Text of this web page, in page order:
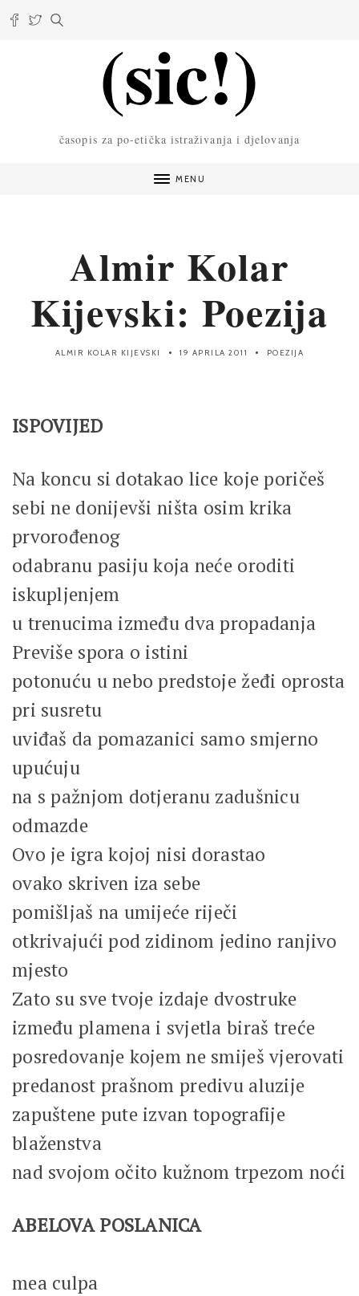
časopis za po-etička istraživanja i djelovanja
MENU
Almir Kolar
Kijevski: Poezija
ALMIR KOLAR KIJEVSKI 19 APRILA 2011 POEZIJA
ISPOVIJED
Na koncu si dotakao lice koje poričeš
sebi ne donijevši ništa osim krika
prvorođenog
odabranu pasiju koja neće oroditi
iskupljenjem
u trenucima između dva propadanja
Previše spora o istini
potonuću u nebo predstoje žeđi oprosta
pri susretu
uviđaš da pomazanici samo smjerno
upućuju
na s pažnjom dotjeranu zadušnicu
odmazde
Ovo je igra kojoj nisi dorastao
ovako skriven iza sebe
pomišljaš na umijeće riječi
otkrivajući pod zidinom jedino ranjivo
mjesto
Zato su sve tvoje izdaje dvostruke
između plamena i svjetla biraš treće
posredovanje kojem ne smiješ vjerovati
predanost prašnom predivu aluzije
zapuštene pute izvan topografije
blaženstva
nad svojom očito kužnom trpezom noći
ABELOVA POSLANICA
mea culpa